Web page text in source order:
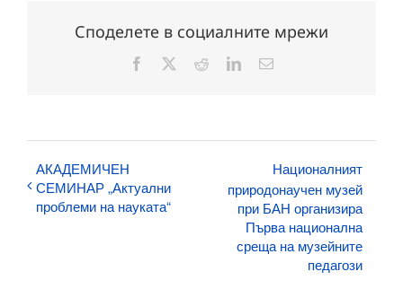
Споделете в социалните мрежи
Facebook RedditLinkedInЕлектронна
АКАДЕМИЧЕН
СЕМИНАР „Актуални
проблеми на науката“
Националният
природонаучен музей
при БАН организира
Първа национална
среща на музейните
педагози